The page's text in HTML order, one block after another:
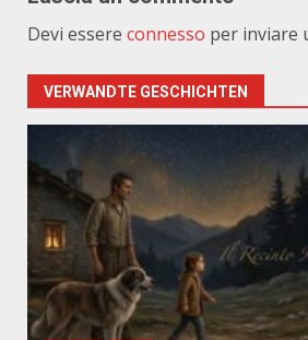
Devi essere connesso per inviare
VERWANDTE GESCHICHTEN